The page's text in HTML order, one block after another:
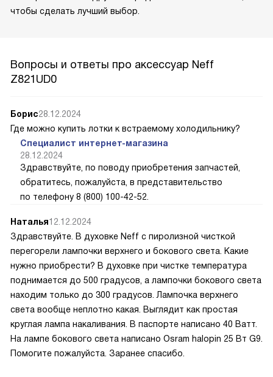
чтобы сделать лучший выбор.
Вопросы и ответы про аксессуар Neff
Z821UD0
Борис28.12.2024
Где можно купить лотки к встраемому холодильнику?
Специалист интернет-магазина
28.12.2024
Здравствуйте, по поводу приобретения запчастей,
обратитесь, пожалуйста, в представительство
по телефону 8 (800) 100-42-52.
Наталья12.12.2024
Здравствуйте. В духовке Neff с пиролизной чисткой
перегорели лампочки верхнего и бокового света. Какие
нужно приобрести? В духовке при чистке температура
поднимается до 500 градусов, а лампочки бокового света
находим только до 300 градусов. Лампочка верхнего
света вообще неплотно какая. Выглядит как простая
круглая лампа накаливания. В паспорте написано 40 Ватт.
На лампе бокового света написано Osram halopin 25 Вт G9.
Помогите пожалуйста. Заранее спасибо.